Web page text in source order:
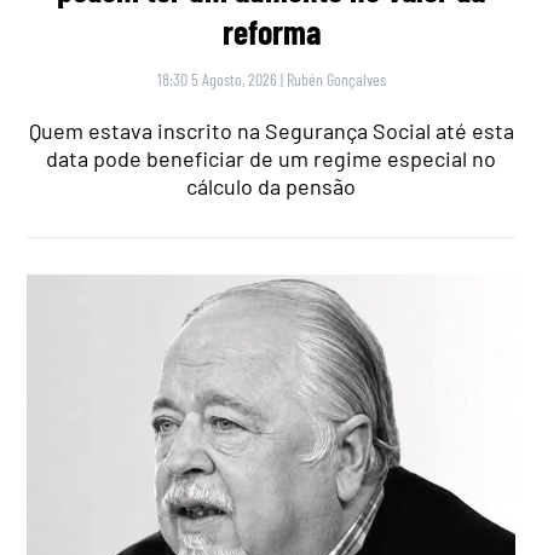
reforma
18:30 5 Agosto, 2026 | Rubén Gonçalves
Quem estava inscrito na Segurança Social até esta
data pode beneficiar de um regime especial no
cálculo da pensão